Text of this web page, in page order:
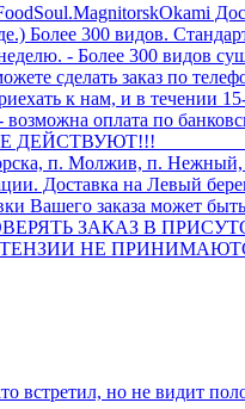
300 видов.
- Более 300 видов
сделать заказ по
к нам, и в
- возможна оплата по
п. Молжив, п.
Доставка на Левый
Вашего заказа может
ПРОВЕРЯТЬ ЗАКАЗ В
ПРИНИМАЮТСЯ!!!
встретил, но не видит